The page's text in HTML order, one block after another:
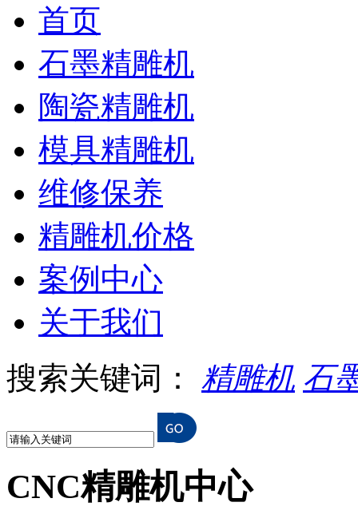
首页
石墨精雕机
陶瓷精雕机
模具精雕机
维修保养
精雕机价格
案例中心
关于我们
搜索关键词： 精雕机 石
CNC精雕机中心